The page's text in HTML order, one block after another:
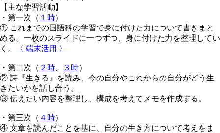
【主な学習活動】
・第一次（ １時）
① これまでの国語科の学習で身に付けた力について書きまと
める。一枚のスライドに一つずつ、身に付けた力を整理してい
く。
〈 端末活用 〉
・第二次（ ２時、 ３時）
② 詩『生きる』を読み、今の自分やこれからの自分がどう生
きたいかを話し合う。
③ 伝えたい内容を整理し、構成を考えてメモを作成する。
・第三次（ ４時）
④ 文章を読んだことを基に、自分の生き方について考えをま